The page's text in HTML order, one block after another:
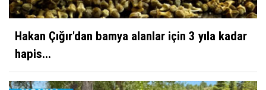
Hakan Çığır'dan bamya alanlar için 3 yıla kadar
hapis...